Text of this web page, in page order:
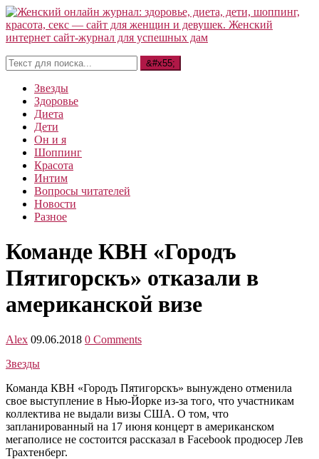
Звезды
Здоровье
Диета
Дети
Он и я
Шоппинг
Красота
Интим
Вопросы читателей
Новости
Разное
Команде КВН «Городъ
Пятигорскъ» отказали в
американской визе
Alex 09.06.2018 0 Comments
Звезды
Команда КВН «Городъ Пятигорскъ» вынуждено отменила
свое выступление в Нью-Йорке из-за того, что участникам
коллектива не выдали визы США. О том, что
запланированный на 17 июня концерт в американском
мегаполисе не состоится рассказал в Facebook продюсер Лев
Трахтенберг.